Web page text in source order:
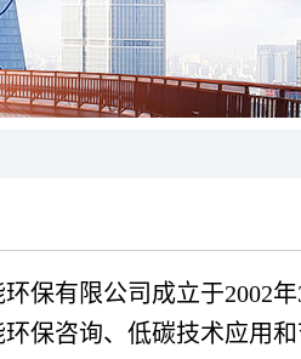
保有限公司成立于2002
保咨询、低碳技术应用